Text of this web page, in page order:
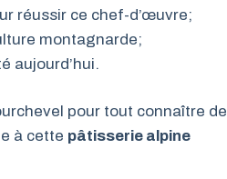
réussir ce chef-d’œuvre;
montagnarde;
aujourd’hui.
pour tout connaître de
à cette pâtisserie alpine